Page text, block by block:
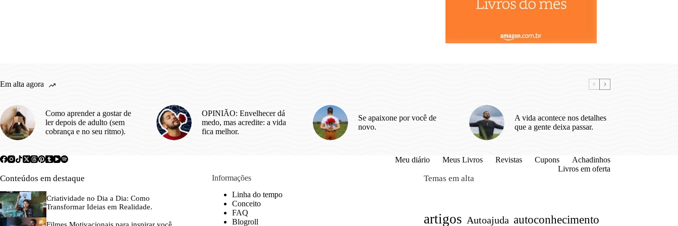
Em alta agora
Como aprender a gostar de
ler depois de adulto (sem
cobrança e no seu ritmo).
OPINIÃO: Envelhecer dá
medo, mas acredite: a vida
fica melhor.
Se apaixone por você de
novo.
A vida acontece nos detalhes
que a gente deixa passar.
Meu diário Meus Livros Revistas Cupons
Achadinhos
Livros em oferta
Conteúdos em destaque
Criatividade no Dia a Dia: Como
Transformar Ideias em Realidade.
Filmes Motivacionais para inspirar você
Informações
Linha do tempo
Conceito
FAQ
Blogroll
Temas em alta
artigos Autoajuda autoconhecimento